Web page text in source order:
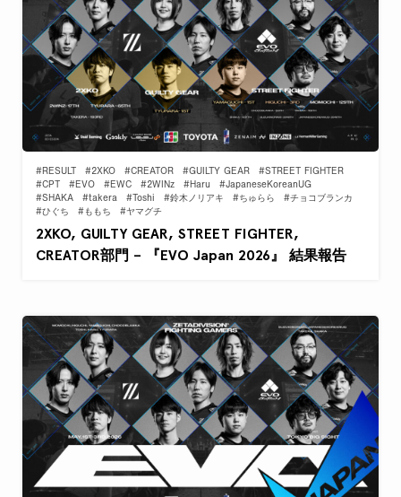
#RESULT #2XKO #CREATOR #GUILTY GEAR
#STREET FIGHTER
#CPT
#EVO #EWC #2WINz #Haru
#JapaneseKoreanUG
#SHAKA
#takera #Toshi #鈴木ノリアキ #ちゅらら
#チョコブランカ
#ひぐち
#ももち #ヤマグチ
2XKO, GUILTY GEAR, STREET FIGHTER,
CREATOR部門 – 『EVO Japan 2026』 結果報告